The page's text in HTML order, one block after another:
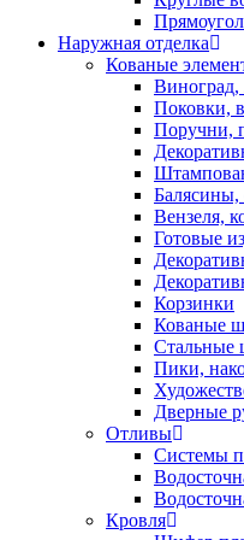
Наружная отделка
Кованые
Виноград,
Поковки,
Поручни,
Балясины,
Вензеля,
Готовые
Корзинки
Кованые
Стальные
Пики,
Дверные
Отливы
Системы
Кровля